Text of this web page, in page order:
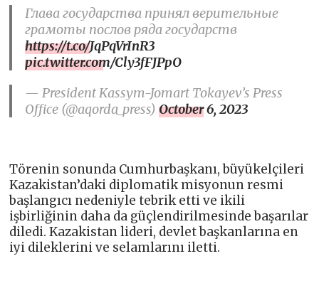
Глава государства принял верительные
грамоты послов ряда государств
https://t.co/JqPqVrInR3
pic.twitter.com/Cly3fFJPpO
— President Kassym-Jomart Tokayev’s Press
Office (@aqorda_press)October 6, 2023
Törenin sonunda Cumhurbaşkanı, büyükelçileri
Kazakistan’daki diplomatik misyonun resmi
başlangıcı nedeniyle tebrik etti ve ikili
işbirliğinin daha da güçlendirilmesinde başarılar
diledi. Kazakistan lideri, devlet başkanlarına en
iyi dileklerini ve selamlarını iletti.